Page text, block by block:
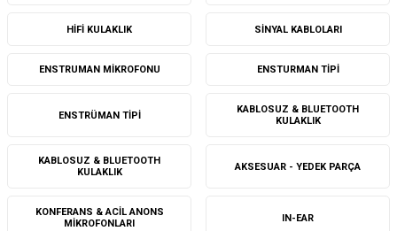
HIFI KULAKLIK SINYAL KABLOLARI
ENSTRUMAN MIKROFONU ENSTURMAN TIPI
ENSTRÜMAN TIPI
KABLOSUZ & BLUETOOTH
KULAKLIK
KABLOSUZ & BLUETOOTH
KULAKLIK
AKSESUAR - YEDEK PARÇA
KONFERANS & ACIL ANONS
MIKROFONLARI
IN-EAR